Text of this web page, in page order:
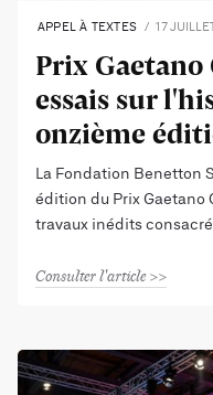
APPEL À TEXTES 17
Prix Gaetano
essais sur
onzième
La Fondation Benetton
édition du Prix Gaetano
travaux inédits
Consulter l'article